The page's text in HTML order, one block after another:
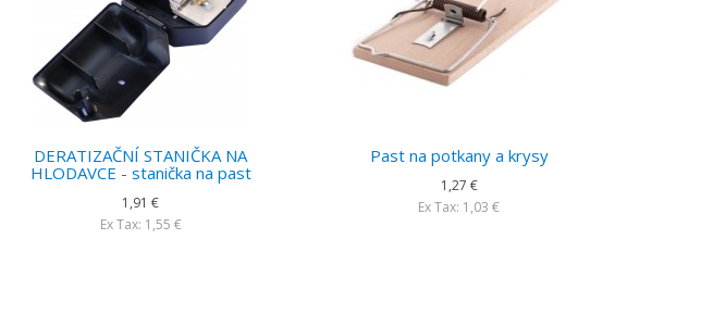
DERATIZAČNÍ STANIČKA NA
HLODAVCE - stanička na past
1,91 €
Ex Tax: 1,55 €
Past na potkany a krysy
1,27 €
Ex Tax: 1,03 €